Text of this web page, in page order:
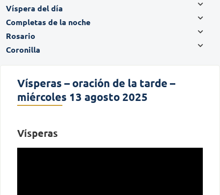
Víspera del día
Completas de la noche
Rosario
Coronilla
Vísperas – oración de la tarde –
miércoles 13 agosto 2025
Vísperas